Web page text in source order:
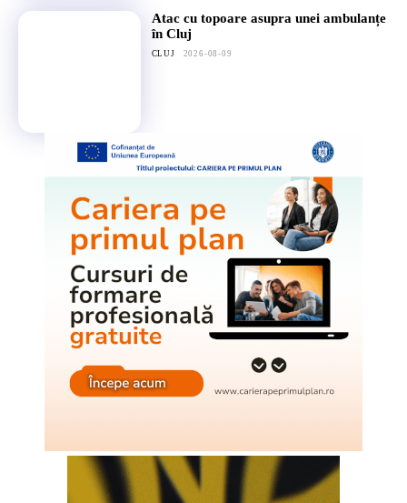
Atac cu topoare asupra unei ambulanțe
în Cluj
CLUJ 2026-08-09